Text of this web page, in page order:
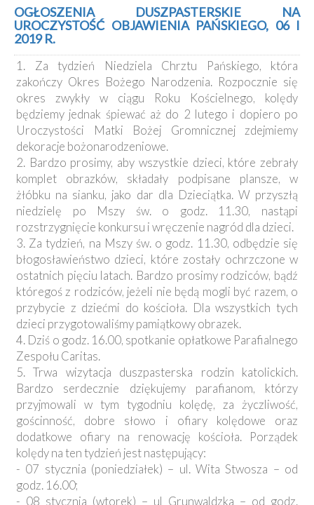
Kancelaria
Galeria
Dekanat
Nowy
Staw
Kapituła
Kolegiacka
Duszpasterze
Polecane
strony
Ochrona
Małoletnich
OGŁOSZENIA DUSZPASTERSKIE NA
UROCZYSTOŚĆ OBJAWIENIA PAŃSKIEGO, 06 I
2019 R.
1. Za tydzień Niedziela Chrztu Pańskiego, która
zakończy Okres Bożego Narodzenia. Rozpocznie się
okres zwykły w ciągu Roku Kościelnego, kolędy
będziemy jednak śpiewać aż do 2 lutego i dopiero po
Uroczystości Matki Bożej Gromnicznej zdejmiemy
dekoracje bożonarodzeniowe.
2. Bardzo prosimy, aby wszystkie dzieci, które zebrały
komplet obrazków, składały podpisane plansze, w
żłóbku na sianku, jako dar dla Dzieciątka. W przyszłą
niedzielę po Mszy św. o godz. 11.30, nastąpi
rozstrzygnięcie konkursu i wręczenie nagród dla dzieci.
3. Za tydzień, na Mszy św. o godz. 11.30, odbędzie się
błogosławieństwo dzieci, które zostały ochrzczone w
ostatnich pięciu latach. Bardzo prosimy rodziców, bądź
któregoś z rodziców, jeżeli nie będą mogli być razem, o
przybycie z dziećmi do kościoła. Dla wszystkich tych
dzieci przygotowaliśmy pamiątkowy obrazek.
4. Dziś o godz. 16.00, spotkanie opłatkowe Parafialnego
Zespołu Caritas.
5. Trwa wizytacja duszpasterska rodzin katolickich.
Bardzo serdecznie dziękujemy parafianom, którzy
przyjmowali w tym tygodniu kolędę, za życzliwość,
gościnność, dobre słowo i ofiary kolędowe oraz
dodatkowe ofiary na renowację kościoła. Porządek
kolędy na ten tydzień jest następujący:
- 07 stycznia (poniedziałek) – ul. Wita Stwosza – od
godz. 16.00;
- 08 stycznia (wtorek) – ul Grunwaldzka – od godz.